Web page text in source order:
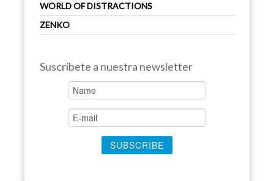
WORLD OF DISTRACTIONS
ZENKO
Suscríbete a nuestra newsletter